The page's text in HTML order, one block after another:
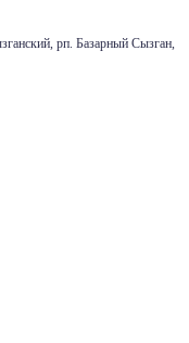
рп. Базарный Сызган,